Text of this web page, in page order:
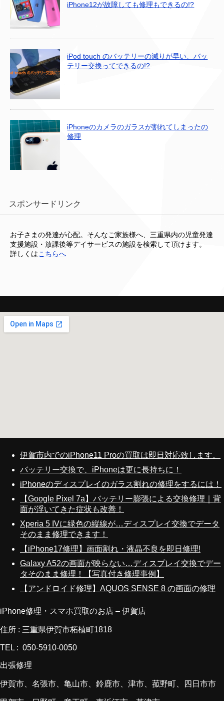
iPhone12が故障しても修理もできるの!?
iPod touch のバッテリーの減りが早い、バッ
テリー交換ってできるの!?
iPhoneのカメラのガラスが割れてしまったの
修理
スポンサードリンク
お子さまの発達が心配。そんなご家族様へ、三重県内の児童発達
支援施設・放課後等デイサービスの施設を検索して頂けます。
詳しくはこちらへ
伊賀市内でのiPhone11 Proの買取は即日対応致します。
バッテリー交換で、iPhoneは更に長持ちに！
iPhoneのディスプレイのガラス割れの修理をするには！
【Google Pixel 7a】バッテリー膨張による交換修理｜背
面が浮いてきた症状も改善！
Xperia 5 IVに緑色の縦線が…ディスプレイ交換でデータ
そのまま修理できます！
【iPhone17修理】画面割れ・液晶不良を即日修理!
Galaxy A52の画面が映らない…ディスプレイ交換でデー
タそのまま修理！【写真付き修理事例】
【アンドロイド修理】AQUOS SENSE 8 の画面の修理
iPhone修理・スマホ買取のお店 – 伊賀店
住所 : 三重県伊賀市柘植町1818
TEL : 050-5910-0050
出張修理
伊賀市、名張市、亀山市、鈴鹿市、津市、菰野町、四日市市